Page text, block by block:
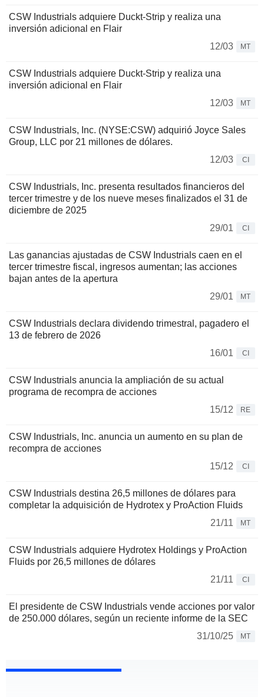
CSW Industrials adquiere Duckt-Strip y realiza una
inversión adicional en Flair
12/03
MT
CSW Industrials adquiere Duckt-Strip y realiza una
inversión adicional en Flair
12/03
MT
CSW Industrials, Inc. (NYSE:CSW) adquirió Joyce Sales
Group, LLC por 21 millones de dólares.
12/03
CI
CSW Industrials, Inc. presenta resultados financieros del
tercer trimestre y de los nueve meses finalizados el 31 de
diciembre de 2025
29/01
CI
Las ganancias ajustadas de CSW Industrials caen en el
tercer trimestre fiscal, ingresos aumentan; las acciones
bajan antes de la apertura
29/01
MT
CSW Industrials declara dividendo trimestral, pagadero el
13 de febrero de 2026
16/01
CI
CSW Industrials anuncia la ampliación de su actual
programa de recompra de acciones
15/12
RE
CSW Industrials, Inc. anuncia un aumento en su plan de
recompra de acciones
15/12
CI
CSW Industrials destina 26,5 millones de dólares para
completar la adquisición de Hydrotex y ProAction Fluids
21/11
MT
CSW Industrials adquiere Hydrotex Holdings y ProAction
Fluids por 26,5 millones de dólares
21/11
CI
El presidente de CSW Industrials vende acciones por valor
de 250.000 dólares, según un reciente informe de la SEC
31/10/25
MT